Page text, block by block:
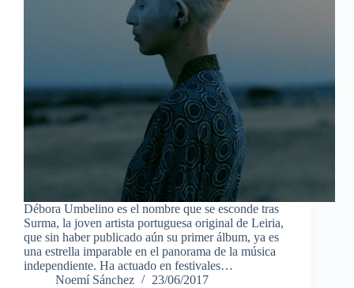
Débora Umbelino es el nombre que se esconde tras
Surma, la joven artista portuguesa original de Leiria,
que sin haber publicado aún su primer álbum, ya es
una estrella imparable en el panorama de la música
independiente. Ha actuado en festivales…
Noemí Sánchez
23/06/2017